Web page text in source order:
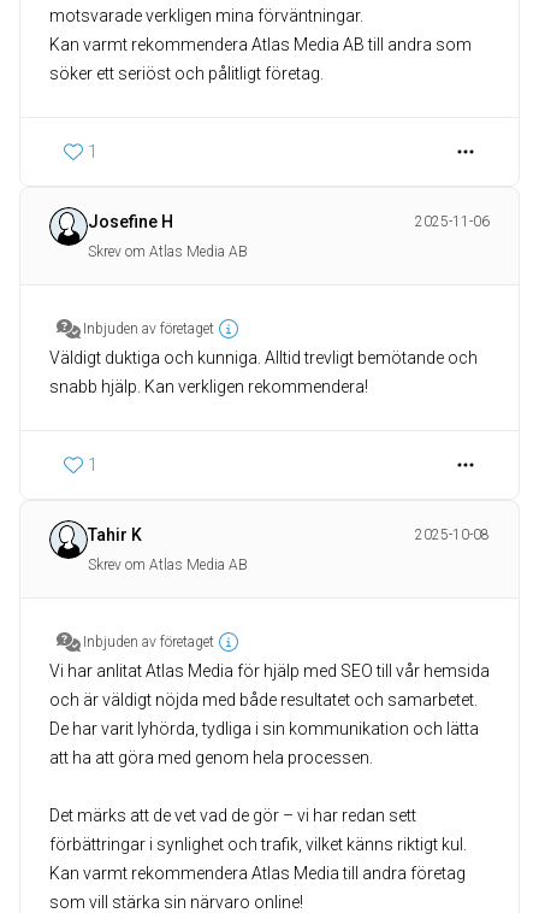
motsvarade verkligen mina förväntningar.
Kan varmt rekommendera Atlas Media AB till andra som
söker ett seriöst och pålitligt företag.
1
Josefine H
2025-11-06
Skrev om Atlas Media AB
Inbjuden av företaget
Väldigt duktiga och kunniga. Alltid trevligt bemötande och
snabb hjälp. Kan verkligen rekommendera!
1
Tahir K
2025-10-08
Skrev om Atlas Media AB
Inbjuden av företaget
Vi har anlitat Atlas Media för hjälp med SEO till vår hemsida
och är väldigt nöjda med både resultatet och samarbetet.
De har varit lyhörda, tydliga i sin kommunikation och lätta
att ha att göra med genom hela processen.
Det märks att de vet vad de gör – vi har redan sett
förbättringar i synlighet och trafik, vilket känns riktigt kul.
Kan varmt rekommendera Atlas Media till andra företag
som vill stärka sin närvaro online!